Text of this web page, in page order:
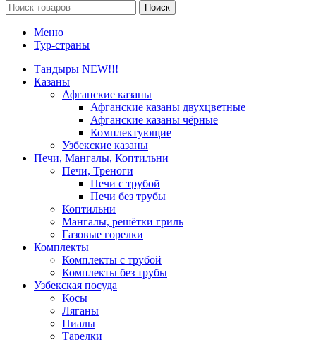
Поиск
Меню
Тур-страны
Тандыры NEW!!!
Казаны
Афганские казаны
Афганские казаны двухцветные
Афганские казаны чёрные
Комплектующие
Узбекские казаны
Печи, Мангалы, Коптильни
Печи, Треноги
Печи с трубой
Печи без трубы
Коптильни
Мангалы, решётки гриль
Газовые горелки
Комплекты
Комплекты с трубой
Комплекты без трубы
Узбекская посуда
Косы
Ляганы
Пиалы
Тарелки